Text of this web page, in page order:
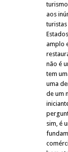
aos
amplo
não é
tem
uma
de um
sim, é